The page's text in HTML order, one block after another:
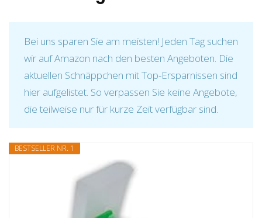
Bei uns sparen Sie am meisten! Jeden Tag suchen
wir auf Amazon nach den besten Angeboten. Die
aktuellen Schnäppchen mit Top-Ersparnissen sind
hier aufgelistet. So verpassen Sie keine Angebote,
die teilweise nur für kurze Zeit verfügbar sind.
BESTSELLER NR. 1